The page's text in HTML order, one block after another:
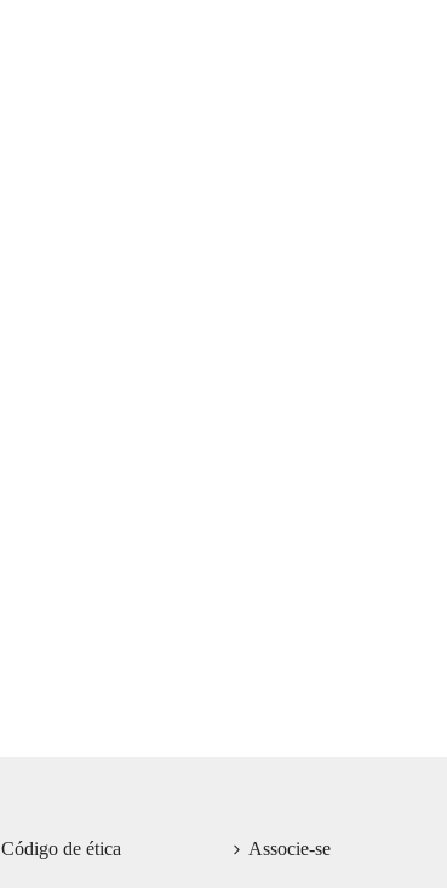
Código de ética Associe-se